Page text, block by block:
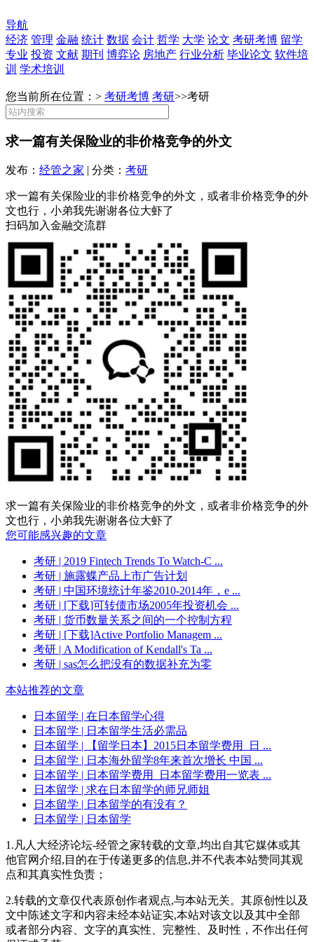
导航
经济 管理 金融 统计 数据 会计 哲学 大学 论文 考研考博 留学
专业 投资 文献 期刊 博弈论 房地产 行业分析 毕业论文 软件培
训 学术培训
您当前所在位置：> 考研考博 考研>>考研
求一篇有关保险业的非价格竞争的外文
发布： 经管之家 | 分类： 考研
求一篇有关保险业的非价格竞争的外文，或者非价格竞争的外
文也行，小弟我先谢谢各位大虾了
扫码加入金融交流群
求一篇有关保险业的非价格竞争的外文，或者非价格竞争的外
文也行，小弟我先谢谢各位大虾了
您可能感兴趣的文章
考研 | 2019 Fintech Trends To Watch-C ...
考研 | 施露蝶产品上市广告计划
考研 | 中国环境统计年鉴2010-2014年，e ...
考研 | [下载]可转债市场2005年投资机会 ...
考研 | 货币数量关系之间的一个控制方程
考研 | [下载]Active Portfolio Managem ...
考研 | A Modification of Kendall's Ta ...
考研 | sas怎么把没有的数据补充为零
本站推荐的文章
日本留学 | 在日本留学心得
日本留学 | 日本留学生活必需品
日本留学 | 【留学日本】2015日本留学费用_日 ...
日本留学 | 日本海外留学8年来首次增长 中国 ...
日本留学 | 日本留学费用_日本留学费用一览表 ...
日本留学 | 求在日本留学的师兄师姐
日本留学 | 日本留学的有没有？
日本留学 | 日本留学
1.凡人大经济论坛-经管之家转载的文章,均出自其它媒体或其
他官网介绍,目的在于传递更多的信息,并不代表本站赞同其观
点和其真实性负责；
2.转载的文章仅代表原创作者观点,与本站无关。其原创性以及
文中陈述文字和内容未经本站证实,本站对该文以及其中全部
或者部分内容、文字的真实性、完整性、及时性，不作出任何